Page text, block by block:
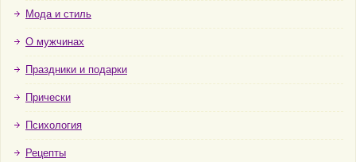
Мода и стиль
О мужчинах
Праздники и подарки
Прически
Психология
Рецепты